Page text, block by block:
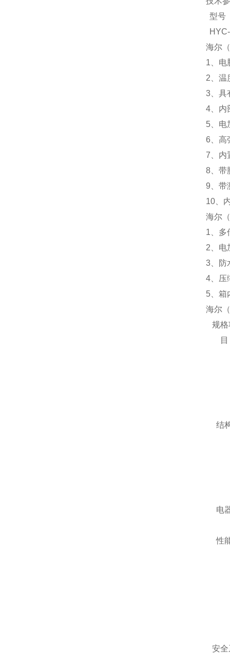
型号
海尔
1、电
2、温
3、具
4、内
5、电
6、高
7、内
8、带
9、带
10、
海尔
1、多
2、电
3、防
4、压
5、箱
海尔
规格
目
结
电
性
安全